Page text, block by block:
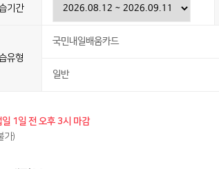
기간
유형
국민내일배움카드
일반
1일 전 오후 3시 마감
가)